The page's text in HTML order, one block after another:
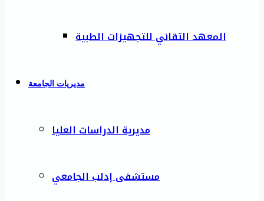
المعهد التقاني للتجهيزات الطبية
مديريات الجامعة
مديرية الدراسات العليا
مستشفى إدلب الجامعي